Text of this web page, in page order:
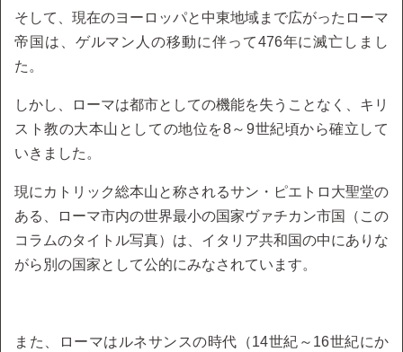
そして、現在のヨーロッパと中東地域まで広がったローマ
帝国は、ゲルマン人の移動に伴って476年に滅亡しまし
た。
しかし、ローマは都市としての機能を失うことなく、キリ
スト教の大本山としての地位を8～9世紀頃から確立して
いきました。
現にカトリック総本山と称されるサン・ピエトロ大聖堂の
ある、ローマ市内の世界最小の国家ヴァチカン市国（この
コラムのタイトル写真）は、イタリア共和国の中にありな
がら別の国家として公的にみなされています。
また、ローマはルネサンスの時代（14世紀～16世紀にか